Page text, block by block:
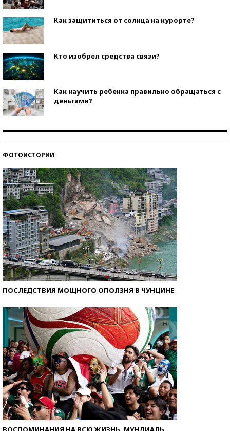
Как защититься от солнца на курорте?
Кто изобрел средства связи?
Как научить ребенка правильно обращаться с
деньгами?
ФОТОИСТОРИИ
ПОСЛЕДСТВИЯ МОЩНОГО ОПОЛЗНЯ В ЧУНЦИНЕ